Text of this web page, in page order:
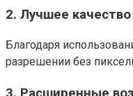
2. Лучшее
Благодаря
разрешении без